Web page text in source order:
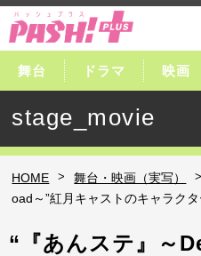
舞台 ドラマ 映画
stage_movie
HOME > 舞台・映画（実写） >
oad～”紅月キャストのキャラク
“『あんステ』～